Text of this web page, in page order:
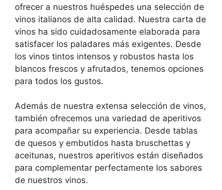
ofrecer a nuestros huéspedes una selección de
vinos italianos de alta calidad. Nuestra carta de
vinos ha sido cuidadosamente elaborada para
satisfacer los paladares más exigentes. Desde
los vinos tintos intensos y robustos hasta los
blancos frescos y afrutados, tenemos opciones
para todos los gustos.
Además de nuestra extensa selección de vinos,
también ofrecemos una variedad de aperitivos
para acompañar su experiencia. Desde tablas
de quesos y embutidos hasta bruschettas y
aceitunas, nuestros aperitivos están diseñados
para complementar perfectamente los sabores
de nuestros vinos.